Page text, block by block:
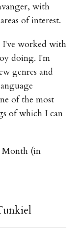
with
of interest.
I've worked with
doing. I'm
genres and
of the most
of which I can
Month (in